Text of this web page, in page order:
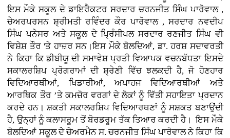
ਇਸ ਮੌਕੇ ਸਕੂਲ ਦੇ ਡਾਇਰੈਕਟਰ ਸਰਦਾਰ ਚਰਨਜੀਤ ਸਿੰਘ ਪਾਰੋਵਾਲ ,
ਚੇਅਰਪਰਸਨ ਸ਼੍ਰੀਮਤੀ ਰਵਿੰਦਰ ਕੌਰ ਪਾਰੋਵਾਲ , ਸਰਦਾਰ ਨਵਦੀਪ
ਸਿੰਘ ਪਨੇਸਰ ਅਤੇ ਸਕੂਲ ਦੇ ਪ੍ਰਿੰਸੀਪਲ ਸਰਦਾਰ ਰਣਜੀਤ ਸਿੰਘ ਵੀ
ਵਿਸ਼ੇਸ਼ ਤੌਰ 'ਤੇ ਹਾਜ਼ਰ ਸਨ।ਇਸ ਮੌਕੇ ਬੋਲਦਿਆਂ, ਡਾ. ਹਰਸ਼ ਸਦਾਵਰਤੀ
ਨੇ ਕਿਹਾ ਕਿ ਡੀਬੀਯੂ ਦੀ ਸਮਾਵੇਸ਼ ਪ੍ਰਤੀ ਵਿਆਪਕ ਵਚਨਬੱਧਤਾ ਇਸਦੇ
ਸਕਾਲਰਸ਼ਿਪ ਪ੍ਰੋਗਰਾਮਾਂ ਦੀ ਸ਼੍ਰੇਣੀ ਵਿੱਚ ਝਲਕਦੀ ਹੈ, ਜੋ ਹੋਣਹਾਰ
ਵਿਦਿਆਰਥੀਆਂ, ਖਿਡਾਰੀਆਂ, ਅਪਾਹਜ ਵਿਦਿਆਰਥੀਆਂ ਅਤੇ
ਆਰਥਿਕ ਤੌਰ ’ਤੇ ਕਮਜ਼ੋਰ ਵਰਗਾਂ ਦੇ ਲੋਕਾਂ ਨੂੰ ਵਿੱਤੀ ਸਹਾਇਤਾ ਪ੍ਰਦਾਨ
ਕਰਦੇ ਹਨ। ਸ਼ਕਤੀ ਸਕਾਲਰਸ਼ਿਪ ਵਿਦਿਆਰਥਣਾਂ ਨੂੰ ਸਸ਼ਕਤ ਬਣਾਉਂਦੀ
ਹੈ, ਉਨ੍ਹਾਂ ਨੂੰ ਕਲਾਸਰੂਮ ਤੋਂ ਬੋਰਡਰੂਮ ਤੱਕ ਤਿਆਰ ਕਰਦੀ ਹੈ। ਇਸ ਮੌਕੇ
ਬੋਲਦਿਆਂ ਸਕੂਲ ਦੇ ਚੇਅਰਮੈਨ ਸ. ਚਰਨਜੀਤ ਸਿੰਘ ਪਾਰੋਵਾਲ ਨੇ ਕਿਹਾ ਕਿ